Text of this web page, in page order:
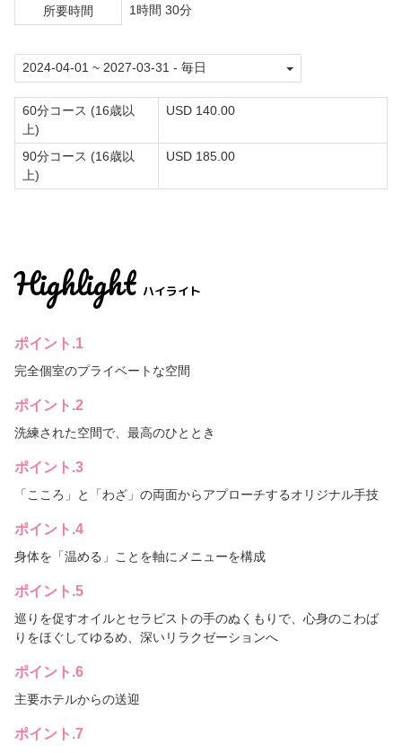
ご案内
利用規約
会社案内
言語
所要時間 1時間 30分
60分コース (16歳以
上)
USD 140.00
90分コース (16歳以
上)
USD 185.00
Highlight ハイライト
ポイント.1
完全個室のプライベートな空間
ポイント.2
洗練された空間で、最高のひととき
ポイント.3
「こころ」と「わざ」の両面からアプローチするオリジナル手技
ポイント.4
身体を「温める」ことを軸にメニューを構成
ポイント.5
巡りを促すオイルとセラピストの手のぬくもりで、心身のこわば
りをほぐしてゆるめ、深いリラクゼーションへ
ポイント.6
主要ホテルからの送迎
ポイント.7